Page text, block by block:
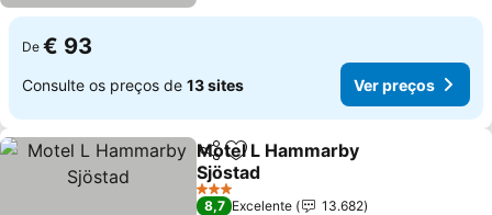
De € 93
Consulte os preços de 13 sites Ver preços
PartilharAdicionar aos favoritos
Motel L Hammarby
Sjöstad
3 Estrelas
8,7 Excelente
13.682